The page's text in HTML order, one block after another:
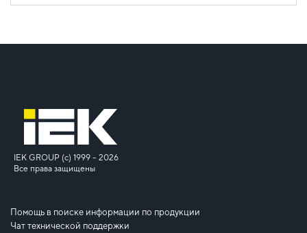
IEK GROUP (c) 1999 – 2026
Все права защищены
Помощь в поиске информации по продукции
Чат технической поддержки